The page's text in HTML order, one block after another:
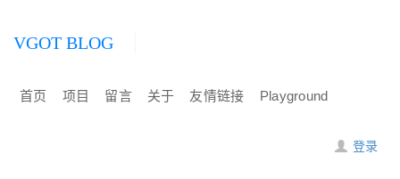
VGOT BLOG
首页 项目 留言 关于 友情链接 Playground
登录